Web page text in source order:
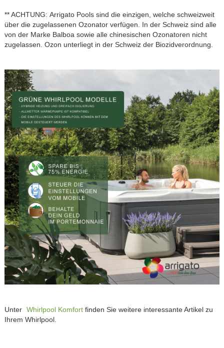
** ACHTUNG: Arrigato Pools sind die einzigen, welche schweizweit
über die zugelassenen Ozonator verfügen. In der Schweiz sind alle
von der Marke Balboa sowie alle chinesischen Ozonatoren nicht
zugelassen. Ozon unterliegt in der Schweiz der Biozidverordnung.
Unter Whirlpool Komfortfinden Sie weitere interessante Artikel zu
Ihrem Whirlpool.